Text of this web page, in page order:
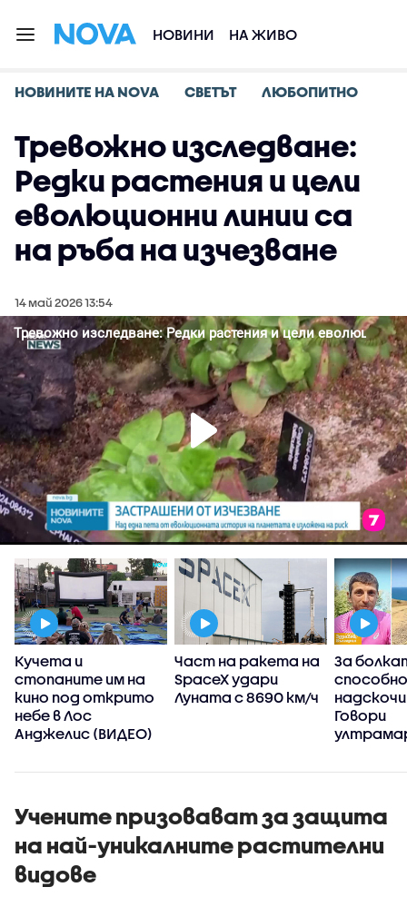
НОВИНИ НА ЖИВО
НОВИНИТЕ НА NOVA СВЕТЪТ ЛЮБОПИТНО
Тревожно изследване:
Редки растения и цели
еволюционни линии са
на ръба на изчезване
14 май 2026 13:54
Кучета и
стопаните им на
кино под открито
небе в Лос
Анджелис (ВИДЕО)
Част на ракета на
SpaceX удари
Луната с 8690 км/ч
За
Говори
Стара
Учените призовават за защита
на най-уникалните растителни
видове